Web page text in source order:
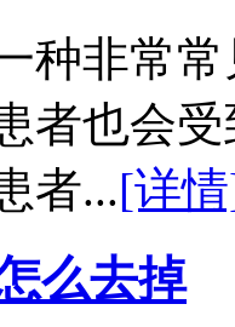
种非常
者也会
者...[详
么去掉